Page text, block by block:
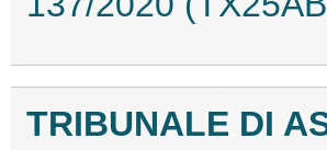
TRIBUNALE DI